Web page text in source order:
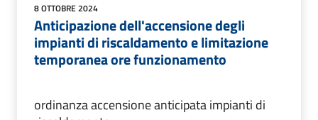
8 OTTOBRE 2024
Anticipazione dell'accensione degli
impianti di riscaldamento e limitazione
temporanea ore funzionamento
ordinanza accensione anticipata impianti di